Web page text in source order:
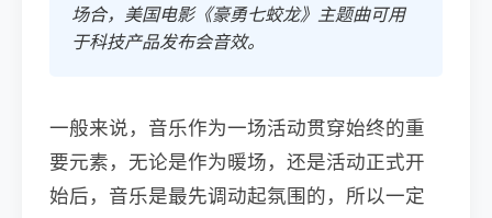
场合，美国电影《豪勇七蛟龙》主题曲可用
于科技产品发布会音效。
一般来说，音乐作为一场活动贯穿始终的重
要元素，无论是作为暖场，还是活动正式开
始后，音乐是最先调动起氛围的，所以一定